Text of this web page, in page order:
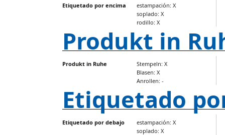
Etiquetado por encima
estampación: X
soplado: X
rodillo: X
Produkt in
Produkt in Ruhe
Stempeln: X
Blasen: X
Anrollen: -
Etiquetado
Etiquetado por debajo
estampación: X
soplado: X